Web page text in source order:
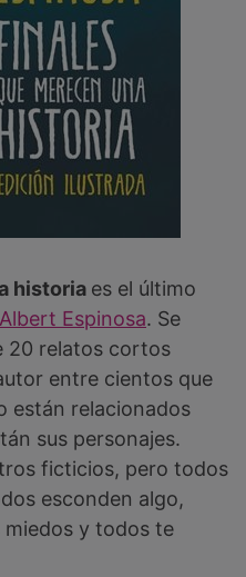
historia es el último
Albert Espinosa. Se
20 relatos cortos
entre cientos que
están relacionados
sus personajes.
ficticios, pero todos
esconden algo,
y todos te